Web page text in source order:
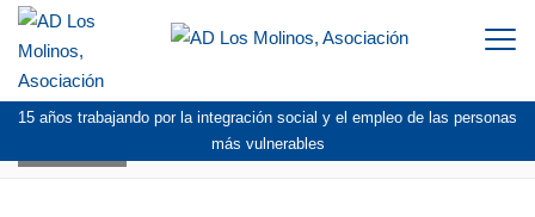
15 años trabajando por la integración social y el empleo de las personas
más vulnerables